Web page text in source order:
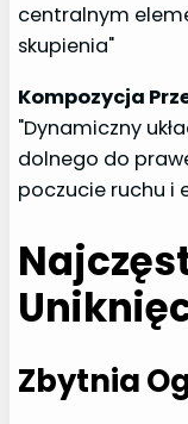
centralnym
skupienia"
Kompozycja
"Dynamiczny
dolnego do
poczucie ruchu i
Zbytnia